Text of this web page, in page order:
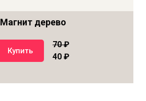
Магнит дерево
Купить
70₽
40 ₽